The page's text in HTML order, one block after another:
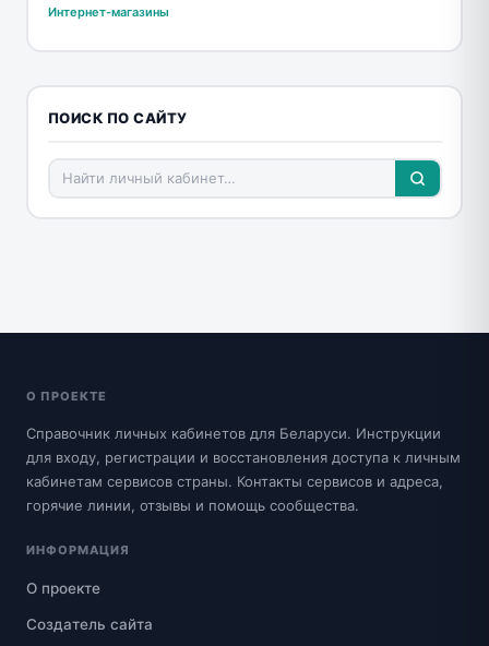
Интернет-магазины
ПОИСК ПО САЙТУ
О ПРОЕКТЕ
Справочник личных кабинетов для Беларуси. Инструкции
для входу, регистрации и восстановления доступа к личным
кабинетам сервисов страны. Контакты сервисов и адреса,
горячие линии, отзывы и помощь сообщества.
ИНФОРМАЦИЯ
О проекте
Создатель сайта